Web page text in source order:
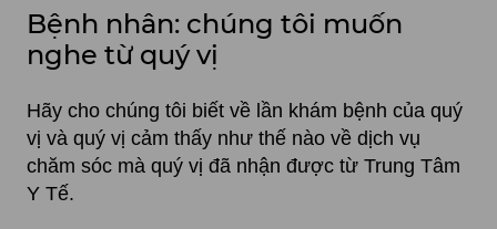
Bệnh nhân: chúng tôi muốn
nghe từ quý vị
Hãy cho chúng tôi biết về lần khám bệnh của quý
vị và quý vị cảm thấy như thế nào về dịch vụ
chăm sóc mà quý vị đã nhận được từ Trung Tâm
Y Tế.